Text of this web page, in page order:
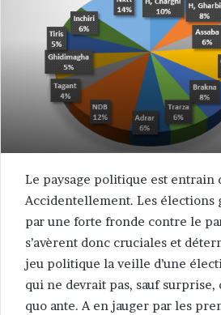
Le paysage politique est entrain
Accidentellement. Les élections
par une forte fronde contre le
s’avèrent donc cruciales et
jeu politique la veille d’une
qui ne devrait pas, sauf surprise,
quo ante. A en jauger par les